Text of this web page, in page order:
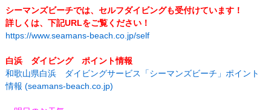
シーマンズビーチでは、セルフダイビングも受付けています！
詳しくは、下記URLをご覧ください！
https://www.seamans-beach.co.jp/self
白浜 ダイビング ポイント情報
和歌山県白浜 ダイビングサービス「シーマンズビーチ」ポイント
情報 (seamans-beach.co.jp)